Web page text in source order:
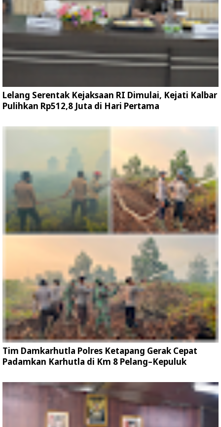
Lelang Serentak Kejaksaan RI Dimulai, Kejati Kalbar
Pulihkan Rp512,8 Juta di Hari Pertama
Tim Damkarhutla Polres Ketapang Gerak Cepat
Padamkan Karhutla di Km 8 Pelang–Kepuluk